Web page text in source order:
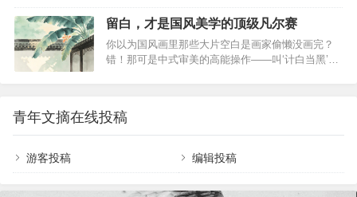
留白，才是国风美学的顶级凡尔赛
你以为国风画里那些大片空白是画家偷懒没画完？
错！那可是中式审美的高能操作——叫‘计白当黑’。
让整幅画活了起来，呼吸感拉满，意境直接起飞。
这哪是空？这是高级的‘空气感构图’好吗！ 插图 别
以为留白只在纸上…
青年文摘在线投稿
游客投稿 编辑投稿